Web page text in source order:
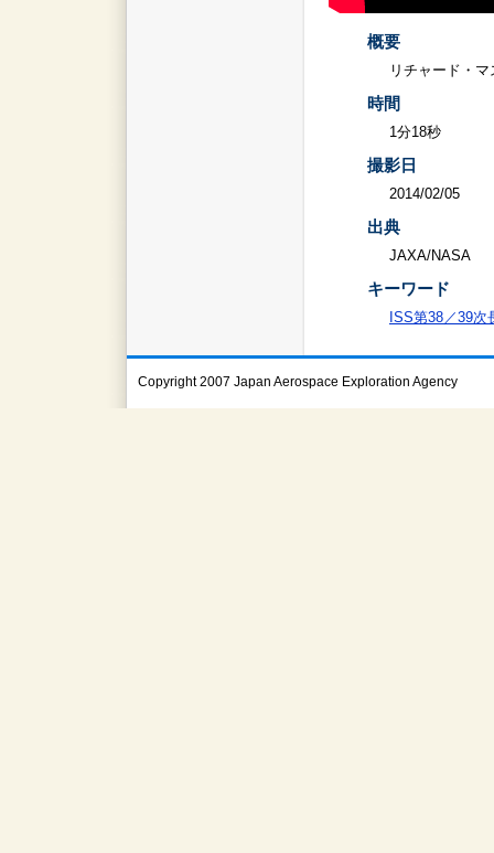
概要
リチャード・
時間
1分18秒
撮影日
2014/02/05
出典
JAXA/NASA
キーワード
ISS第38／39次
Copyright 2007 Japan Aerospace Exploration Agency